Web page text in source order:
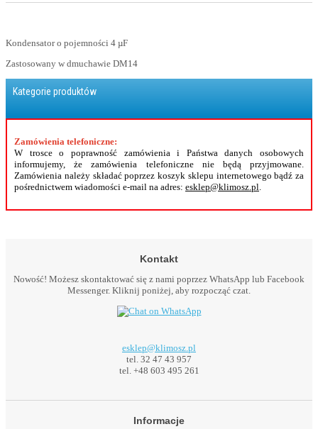
Kondensator o pojemności 4 µF
Zastosowany w dmuchawie DM14
Kategorie produktów
Zamówienia telefoniczne:
W trosce o poprawność zamówienia i Państwa danych osobowych
informujemy, że zamówienia telefoniczne nie będą przyjmowane.
Zamówienia należy składać poprzez koszyk sklepu internetowego bądź za
pośrednictwem wiadomości e-mail na adres: esklep@klimosz.pl.
Kontakt
Nowość! Możesz skontaktować się z nami poprzez WhatsApp lub Facebook
Messenger. Kliknij poniżej, aby rozpocząć czat.
esklep@klimosz.pl
tel. 32 47 43 957
tel. +48 603 495 261
Informacje